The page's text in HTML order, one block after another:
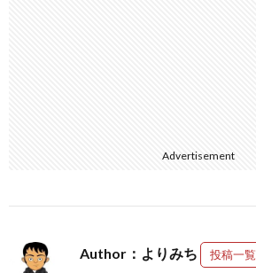
Advertisement
Author：よりみち 投稿一覧